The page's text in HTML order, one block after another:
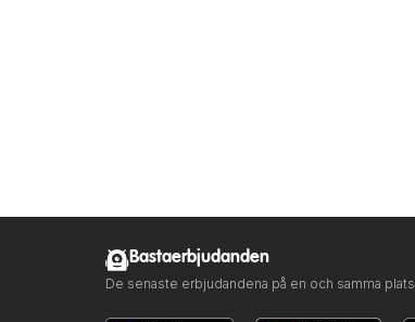
Bastaerbjudanden
De senaste erbjudandena på en och samma plats